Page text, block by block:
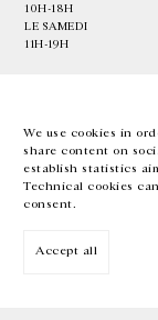
We use cookies in
share content on
establish statistics
Technical cookies
consent.
Accept all
10H-18H
LE SAMEDI
11H-19H
EN FR 中文
Inscrivez-vous à notre